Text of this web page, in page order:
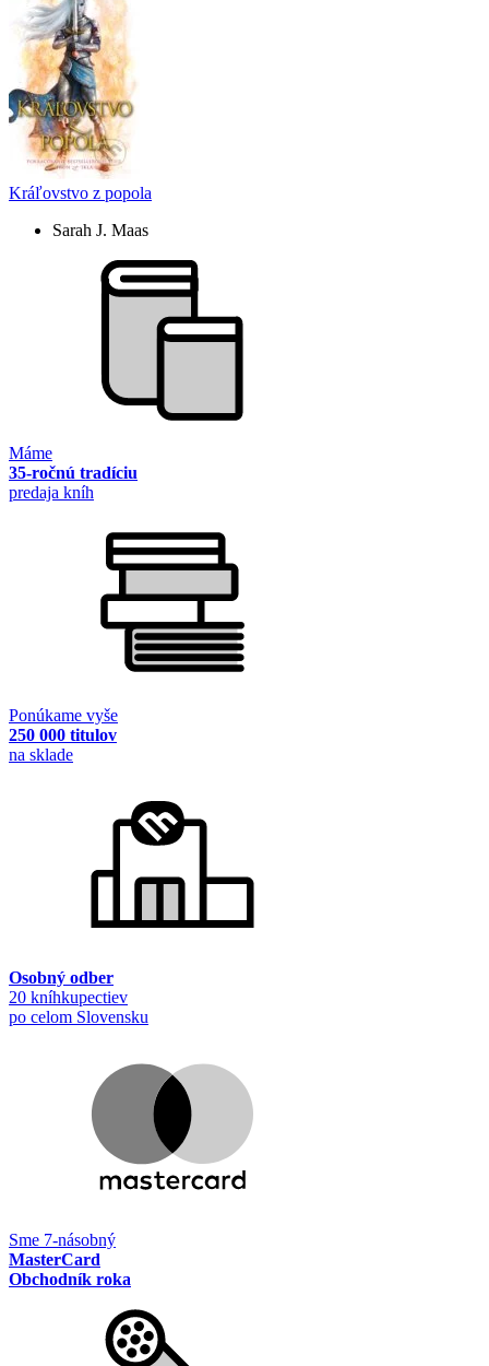
Kráľovstvo z popola
Sarah J. Maas
Máme
35-ročnú tradíciu
predaja kníh
Ponúkame vyše
250 000 titulov
na sklade
Osobný odber
20 kníhkupectiev
po celom Slovensku
Sme 7-násobný
MasterCard
Obchodník roka